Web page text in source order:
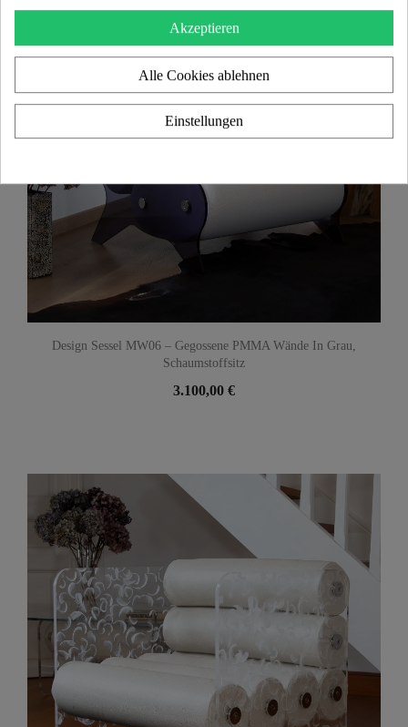
Design Sessel MW06 – Gegossene PMMA Wände In Grau,
Schaumstoffsitz
3.100,00 €
Akzeptieren
Alle Cookies ablehnen
Einstellungen